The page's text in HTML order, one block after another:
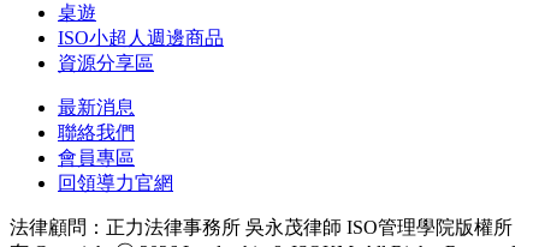
桌遊
ISO小超人週邊商品
資源分享區
最新消息
聯絡我們
會員專區
回領導力官網
法律顧問：正力法律事務所 吳永茂律師 ISO管理學院版權所